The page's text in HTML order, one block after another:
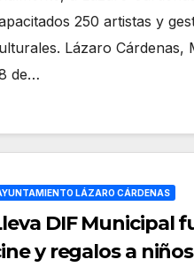
250 artistas y
Lázaro Cárdenas,
de…
LÁZARO CÁRDENAS
DIF Municipal
y regalos a